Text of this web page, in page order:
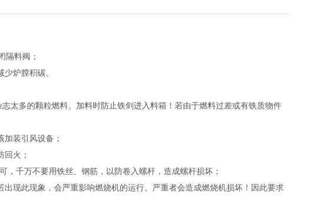
隔料阀；
炉膛积碳。
太多的颗粒燃料。加料时防止铁剑进入料箱！若由于燃料过差或有铁质物件
装引风设备；
火；
千万不要用铁丝、钢筋，以防卷入螺杆，造成螺杆损坏；
现此现象，会严重影响燃烧机的运行。严重者会造成燃烧机损坏！因此要求